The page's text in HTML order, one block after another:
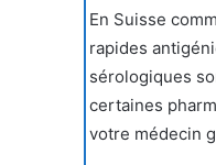
En Suisse
rapides
sérologiques
certaines
votre médecin